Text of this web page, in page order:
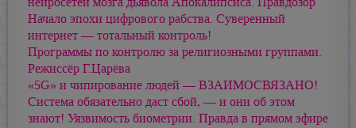
Начало эпохи цифрового рабства. Суверенный
интернет — тотальный контроль!
Программы по контролю за религиозными группами.
Режиссёр Г.Царёва
«5G» и чипирование людей — ВЗАИМОСВЯЗАНО!
Система обязательно даст сбой, — и они об этом
знают! Уязвимость биометрии. Правда в прямом эфире